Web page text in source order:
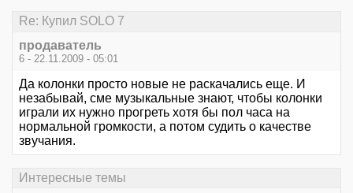
Re: Купил SOLO 7
продаватель
6 - 22.11.2009 - 05:01
Да колонки просто новые не раскачались еще. И
незабывай, сме музыкальные знают, чтобы колонки
играли их нужно прогреть хотя бы пол часа на
нормальной громкости, а потом судить о качестве
звучания.
Интересные темы